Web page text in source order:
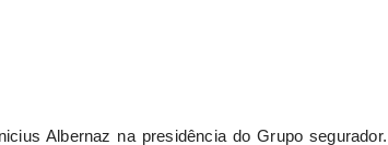
Albernaz na presidência do Grupo segurador.